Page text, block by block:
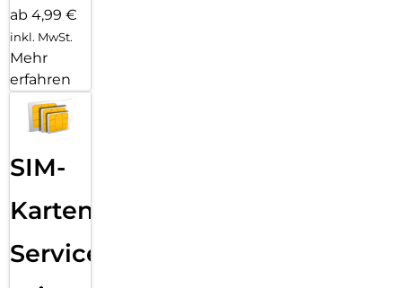
ab 4,99 €
inkl. MwSt.
Mehr
erfahren
SIM-
Karten
Service: